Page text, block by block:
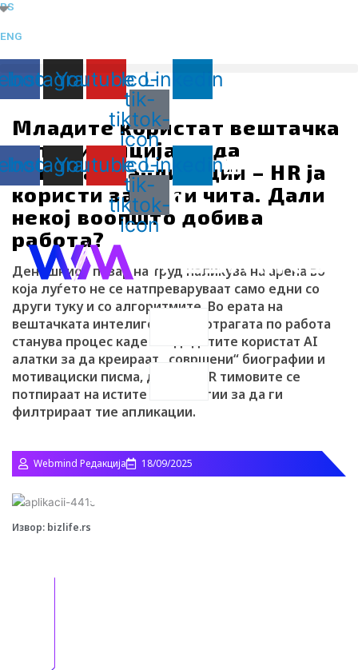
Skip
content
RS
ENG
Instagram
YoutubeIco-
tik-
tiktok-
icon
Linkedin
Instagram
YoutubeIco-
tik-
tiktok-
icon
Linkedin
Младите користат вештачка
интелигенција за да
пишуваат апликации – HR ја
користи за да ги чита. Дали
некој воопшто добива
работа?
Денешниот пазар на труд наликува на арена во
која луѓето не се натпреваруваат само едни со
други туку и со алгоритмите. Во ерата на
вештачката интелигенција, потрагата по работа
станува процес каде кандидатите користат AI
алатки за да креираат „совршени“ биографии и
мотивациски писма, додека HR тимовите се
потпираат на истите технологии за да ги
филтрираат тие апликации.
Webmind Редакција 18/09/2025
Извор: bizlife.rs